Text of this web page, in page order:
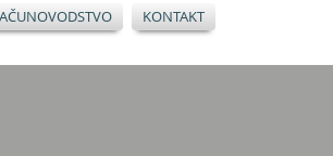
KONTAKT